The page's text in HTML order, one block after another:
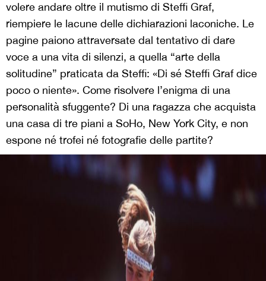
volere andare oltre il mutismo di Steffi Graf,
riempiere le lacune delle dichiarazioni laconiche. Le
pagine paiono attraversate dal tentativo di dare
voce a una vita di silenzi, a quella “arte della
solitudine” praticata da Steffi: «Di sé Steffi Graf dice
poco o niente». Come risolvere l’enigma di una
personalità sfuggente? Di una ragazza che acquista
una casa di tre piani a SoHo, New York City, e non
espone né trofei né fotografie delle partite?